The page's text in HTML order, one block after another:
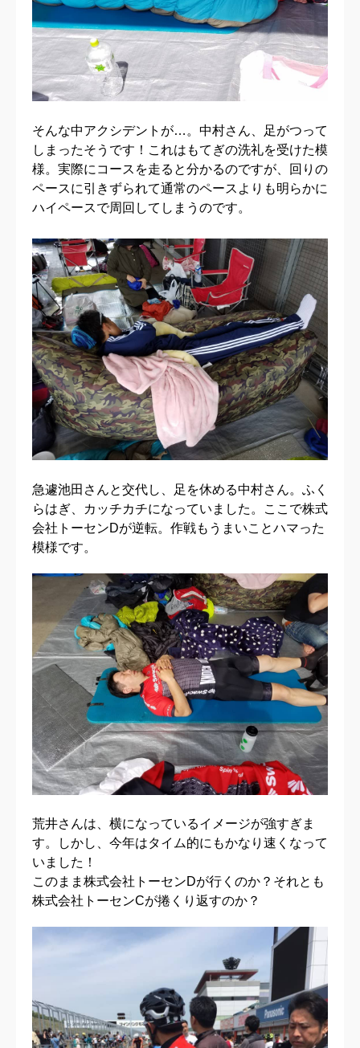
そんな中アクシデントが…。中村さん、足がつって
しまったそうです！これはもてぎの洗礼を受けた模
様。実際にコースを走ると分かるのですが、回りの
ペースに引きずられて通常のペースよりも明らかに
ハイペースで周回してしまうのです。
急遽池田さんと交代し、足を休める中村さん。ふく
らはぎ、カッチカチになっていました。ここで株式
会社トーセンDが逆転。作戦もうまいことハマった
模様です。
荒井さんは、横になっているイメージが強すぎま
す。しかし、今年はタイム的にもかなり速くなって
いました！
このまま株式会社トーセンDが行くのか？それとも
株式会社トーセンCが捲くり返すのか？